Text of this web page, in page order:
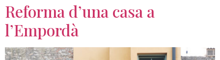
Reforma d’una casa a
l’Empordà